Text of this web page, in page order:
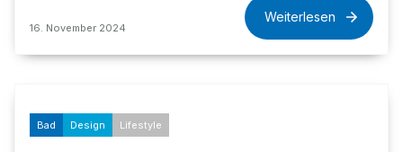
16. November 2024
Weiterlesen
Bad Design Lifestyle